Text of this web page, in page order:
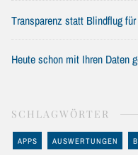
Transparenz statt Blindflug
Heute schon mit Ihren Daten
SCHLAGWÖRTER
APPS AUSWERTUNGEN